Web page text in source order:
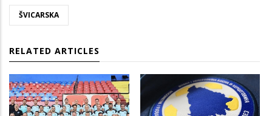
ŠVICARSKA
RELATED ARTICLES